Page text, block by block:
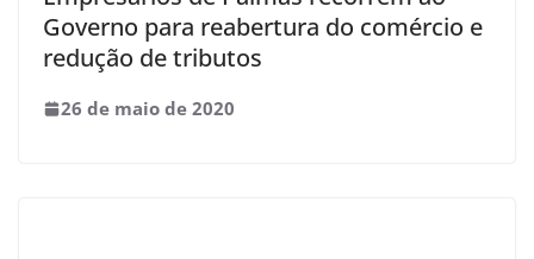
Governo para reabertura do comércio e
redução de tributos
26 de maio de 2020